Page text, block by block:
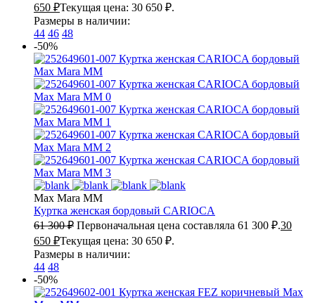
650 ₽Текущая цена: 30 650 ₽.
Размеры в наличии:
44 46 48
-50%
Max Mara MM
Куртка женская бордовый CARIOCA
61 300₽ Первоначальная цена составляла 61 300 ₽.30
650 ₽Текущая цена: 30 650 ₽.
Размеры в наличии:
44 48
-50%